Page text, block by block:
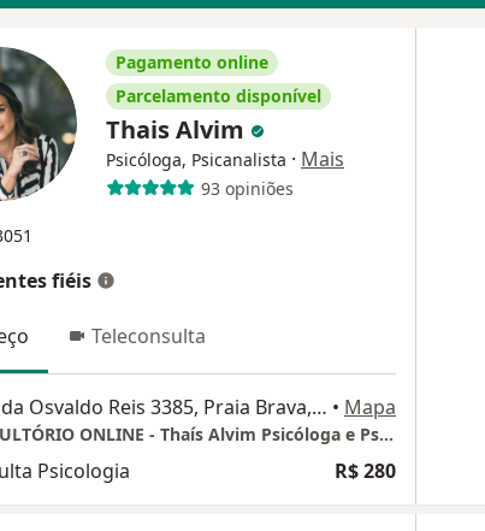
Pagamento online
Parcelamento disponível
Thais Alvim
Psicóloga, Psicanalista · Mais
93 opiniões
fiéis
Teleconsulta
Avenida Osvaldo Reis 3385, Praia Brava, Itajaí • Mapa
CONSULTÓRIO ONLINE - Thaís Alvim Psicóloga e Psicanalista Ltda
Psicologia R$ 280